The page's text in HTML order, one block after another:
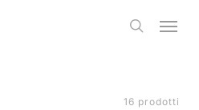
search
16 prodotti